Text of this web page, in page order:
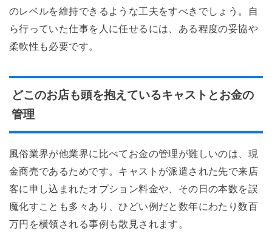
のレベルを維持できるような工夫をすべきでしょう。自
ら行っていた仕事を人に任せるには、ある程度の妥協や
柔軟性も必要です。
どこのお店も頭を抱えているキャストとお金の
管理
風俗業界が他業界に比べてお金の管理が難しいのは、現
金商売であるためです。キャストが派遣された先で来店
客に申し込まれたオプション料金や、その日の本数を誤
魔化すことも多々あり、ひどい例だと数年にわたり数百
万円を横領される事例も散見されます。